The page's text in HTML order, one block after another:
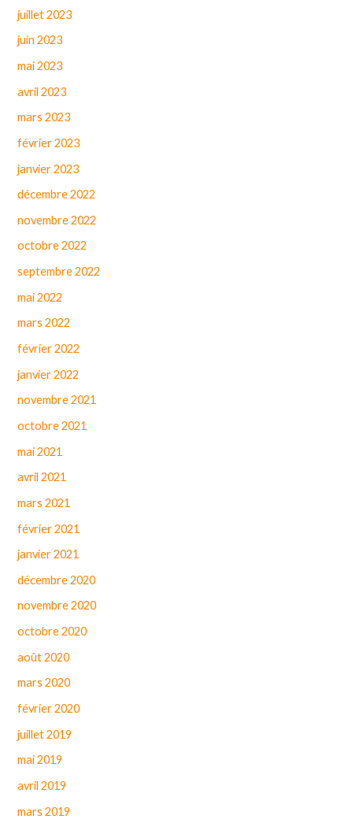
juillet 2023
juin 2023
mai 2023
avril 2023
mars 2023
février 2023
janvier 2023
décembre 2022
novembre 2022
octobre 2022
septembre 2022
mai 2022
mars 2022
février 2022
janvier 2022
novembre 2021
octobre 2021
mai 2021
avril 2021
mars 2021
février 2021
janvier 2021
décembre 2020
novembre 2020
octobre 2020
août 2020
mars 2020
février 2020
juillet 2019
mai 2019
avril 2019
mars 2019